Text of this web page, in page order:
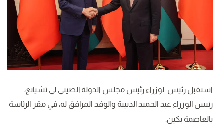
استقبل رئيس الوزراء رئيس مجلس الدولة الصيني لي تشيانغ،
رئيس الوزراء عبد الحميد الدبيبة والوفد المرافق له، في مقر الرئاسة
بالعاصمة بكين.